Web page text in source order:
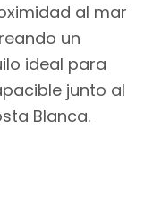
al mar
un
ideal para
junto al
Blanca.